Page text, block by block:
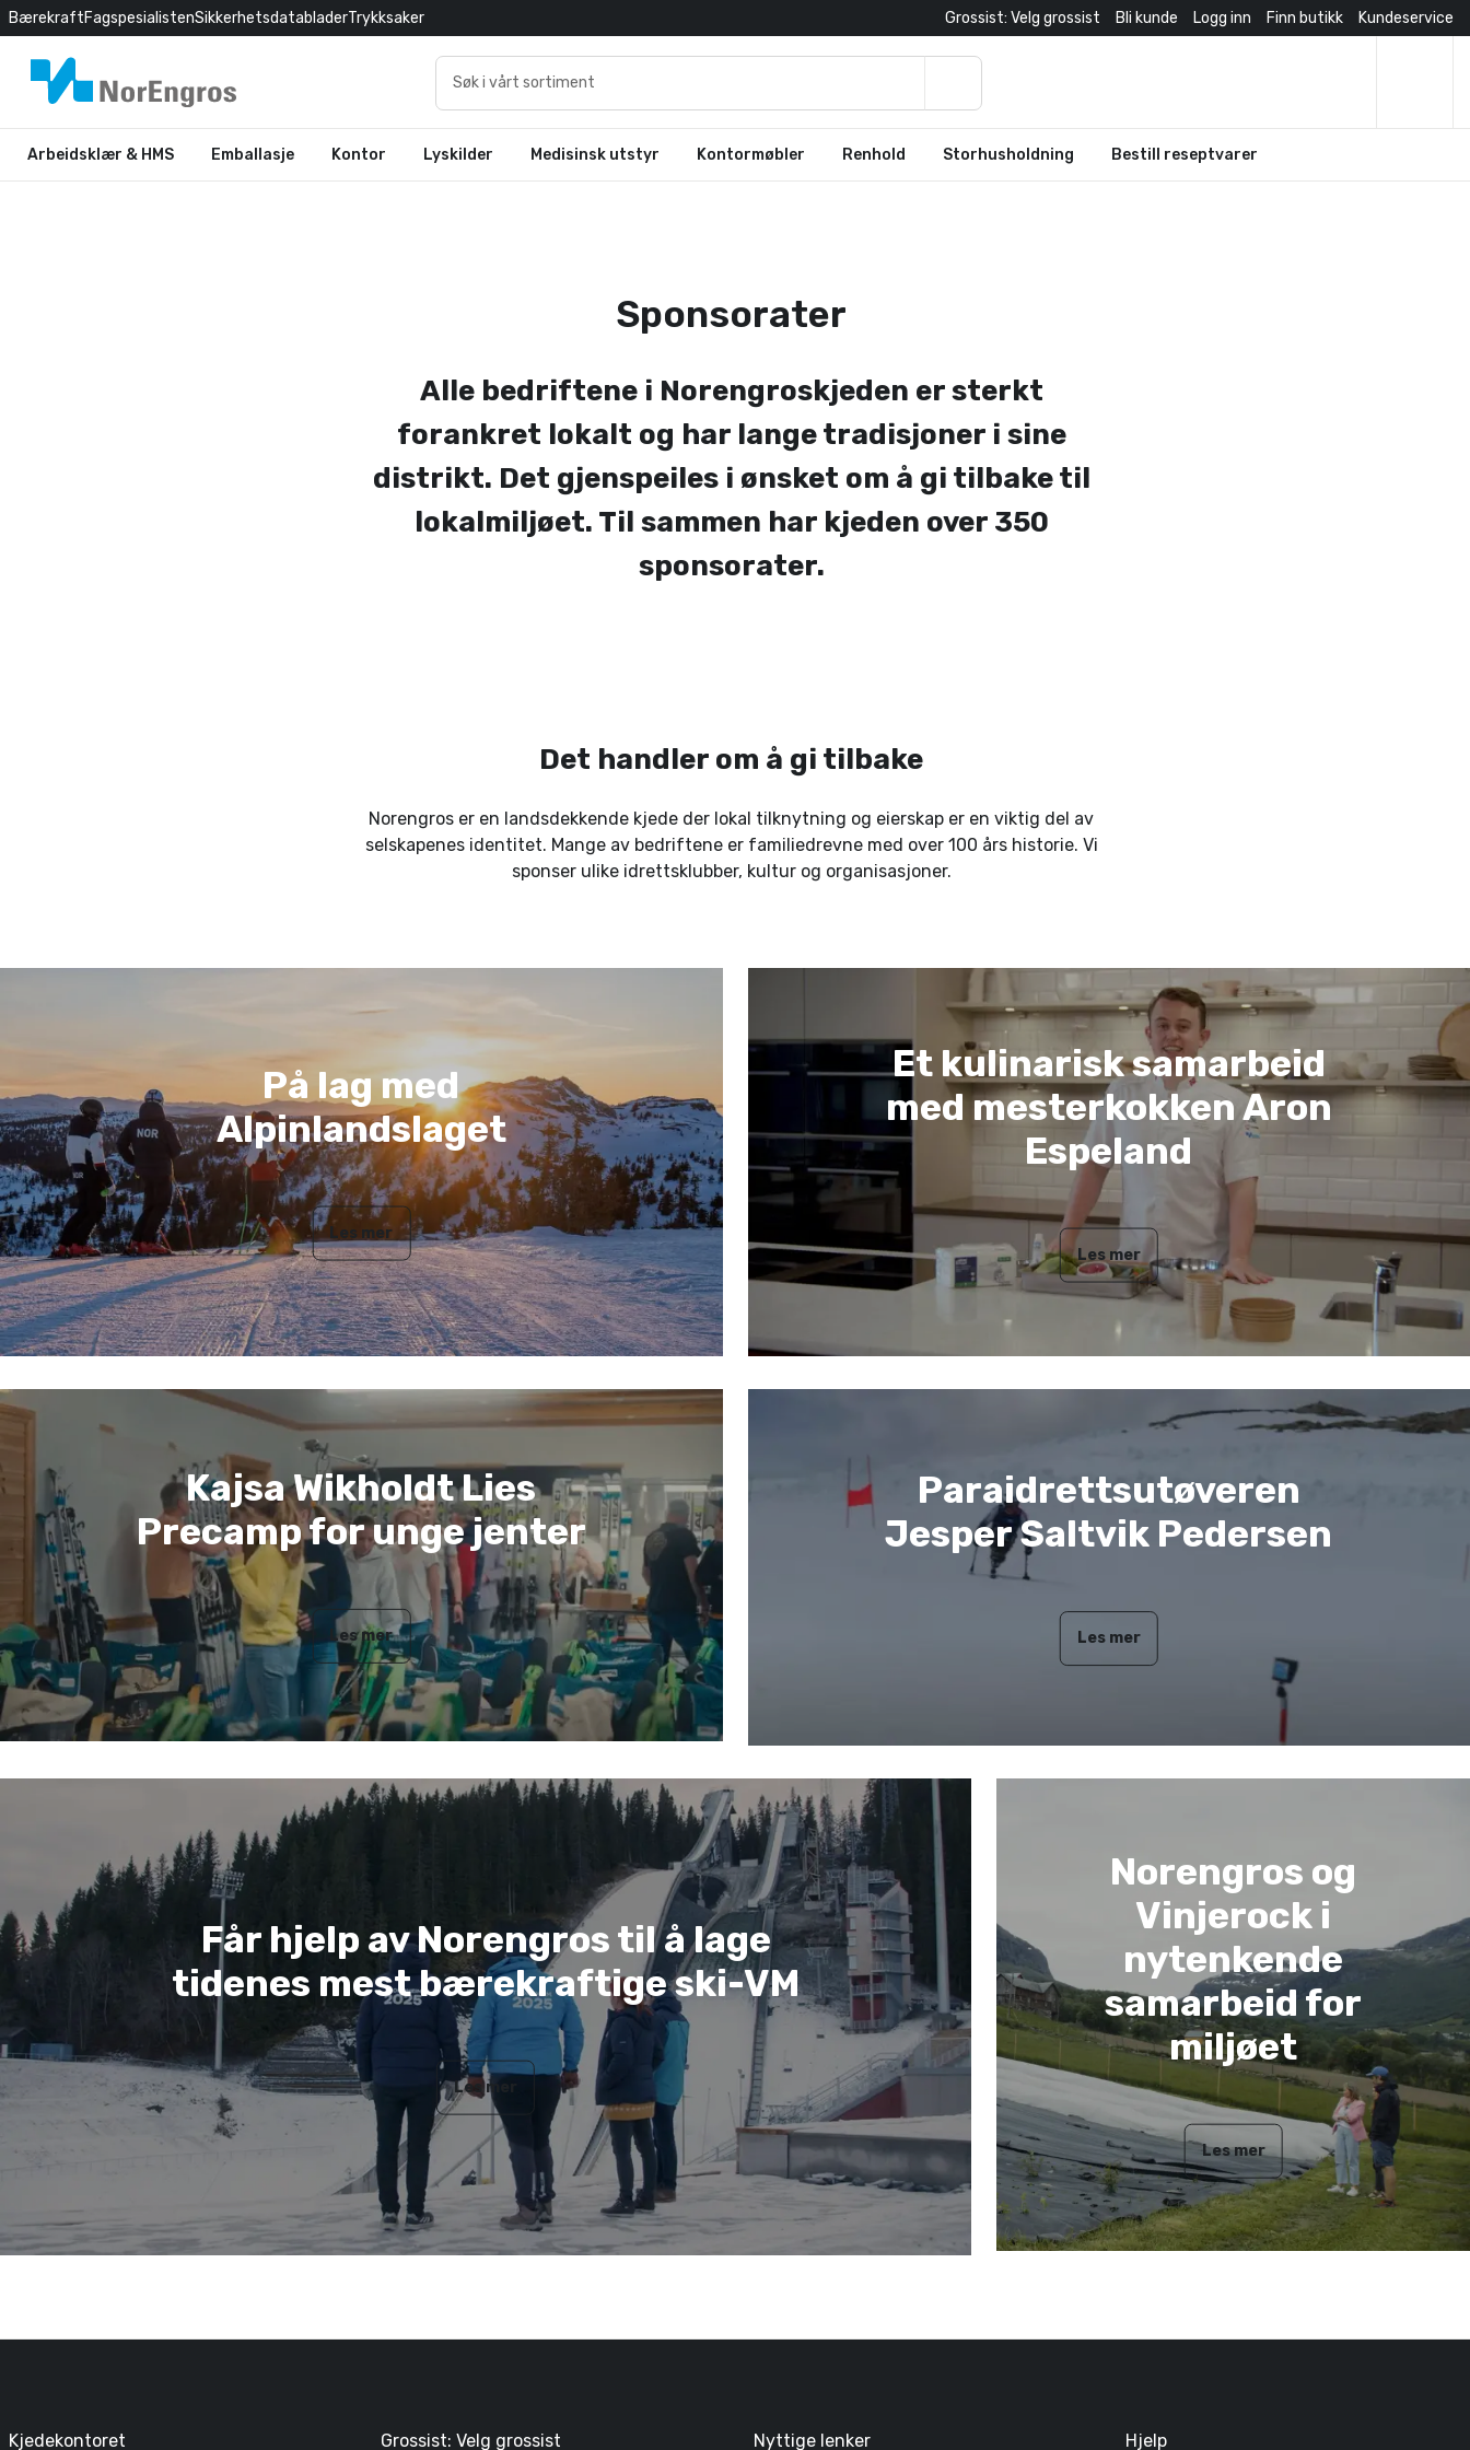
BærekraftFagspesialistenSikkerhetsdatabladerTrykksaker Grossist: Velg grossist Bli kunde Logg inn Finn butikk Kundeservice
Arbeidsklær & HMS Emballasje Kontor Lyskilder Medisinsk utstyr Kontormøbler Renhold Storhusholdning Bestill reseptvarer
Sponsorater
Alle bedriftene i Norengroskjeden er sterkt
forankret lokalt og har lange tradisjoner i sine
distrikt. Det gjenspeiles i ønsket om å gi tilbake til
lokalmiljøet. Til sammen har kjeden over 350
sponsorater.
Det handler om å gi tilbake
Norengros er en landsdekkende kjede der lokal tilknytning og eierskap er en viktig del av
selskapenes identitet. Mange av bedriftene er familiedrevne med over 100 års historie. Vi
sponser ulike idrettsklubber, kultur og organisasjoner.
På lag med
Alpinlandslaget
Les mer
Et kulinarisk samarbeid
med mesterkokken Aron
Espeland
Les mer
Kajsa Wikholdt Lies
Precamp for unge jenter
Les mer
Paraidrettsutøveren
Jesper Saltvik Pedersen
Les mer
Får hjelp av Norengros til å lage
tidenes mest bærekraftige ski-VM
Les mer
Norengros og
Vinjerock i
nytenkende
samarbeid for
miljøet
Les mer
Kjedekontoret Grossist: Velg grossist Nyttige lenker Hjelp